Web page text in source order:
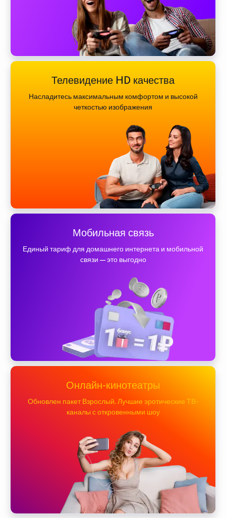
Телевидение HD качества
Насладитесь максимальным комфортом и высокой
четкостью изображения
Мобильная связь
Единый тариф для домашнего интернета и мобильной
связи — это выгодно
Онлайн-кинотеатры
Обновлен пакет Взрослый. Лучшие эротические ТВ-
каналы с откровенными шоу